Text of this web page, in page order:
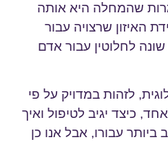
שהמחלה היא אותה
האיזון שרצויה עבור
לחלוטין עבור אדם
לזהות במדויק על פי
כיצד יגיב לטיפול ואיך
עבורו, אבל אנו כן